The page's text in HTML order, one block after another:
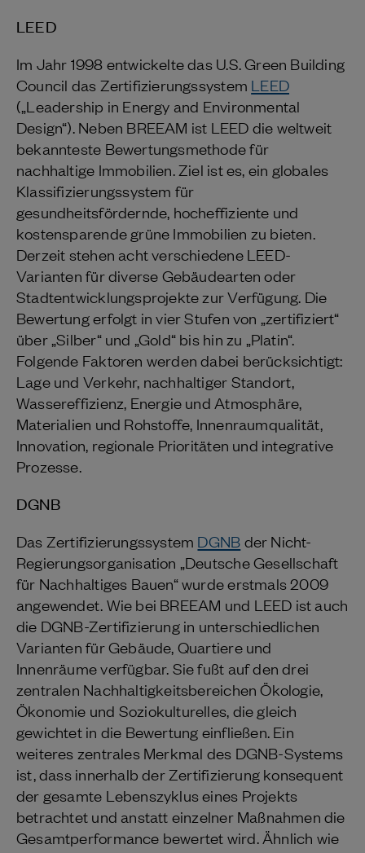
LEED
Im Jahr 1998 entwickelte das U.S. Green Building
Council das Zertifizierungssystem LEED
(„Leadership in Energy and Environmental
Design“). Neben BREEAM ist LEED die weltweit
bekannteste Bewertungsmethode für
nachhaltige Immobilien. Ziel ist es, ein globales
Klassifizierungssystem für
gesundheitsfördernde, hocheffiziente und
kostensparende grüne Immobilien zu bieten.
Derzeit stehen acht verschiedene LEED-
Varianten für diverse Gebäudearten oder
Stadtentwicklungsprojekte zur Verfügung. Die
Bewertung erfolgt in vier Stufen von „zertifiziert“
über „Silber“ und „Gold“ bis hin zu „Platin“.
Folgende Faktoren werden dabei berücksichtigt:
Lage und Verkehr, nachhaltiger Standort,
Wassereffizienz, Energie und Atmosphäre,
Materialien und Rohstoffe, Innenraumqualität,
Innovation, regionale Prioritäten und integrative
Prozesse.
DGNB
Das Zertifizierungssystem DGNB der Nicht-
Regierungsorganisation „Deutsche Gesellschaft
für Nachhaltiges Bauen“ wurde erstmals 2009
angewendet. Wie bei BREEAM und LEED ist auch
die DGNB-Zertifizierung in unterschiedlichen
Varianten für Gebäude, Quartiere und
Innenräume verfügbar. Sie fußt auf den drei
zentralen Nachhaltigkeitsbereichen Ökologie,
Ökonomie und Soziokulturelles, die gleich
gewichtet in die Bewertung einfließen. Ein
weiteres zentrales Merkmal des DGNB-Systems
ist, dass innerhalb der Zertifizierung konsequent
der gesamte Lebenszyklus eines Projekts
betrachtet und anstatt einzelner Maßnahmen die
Gesamtperformance bewertet wird. Ähnlich wie